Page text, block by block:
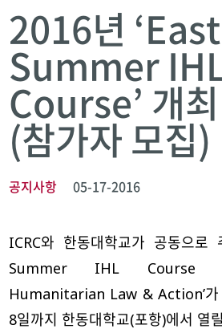
2016년
Summer
Course’ 개
(참가자 모집)
공지사항 05-17-2016
ICRC와 한동대학교가 공동으로
Summer IHL Course
Humanitarian Law & Action’가
8일까지 한동대학교(포항)에서 열